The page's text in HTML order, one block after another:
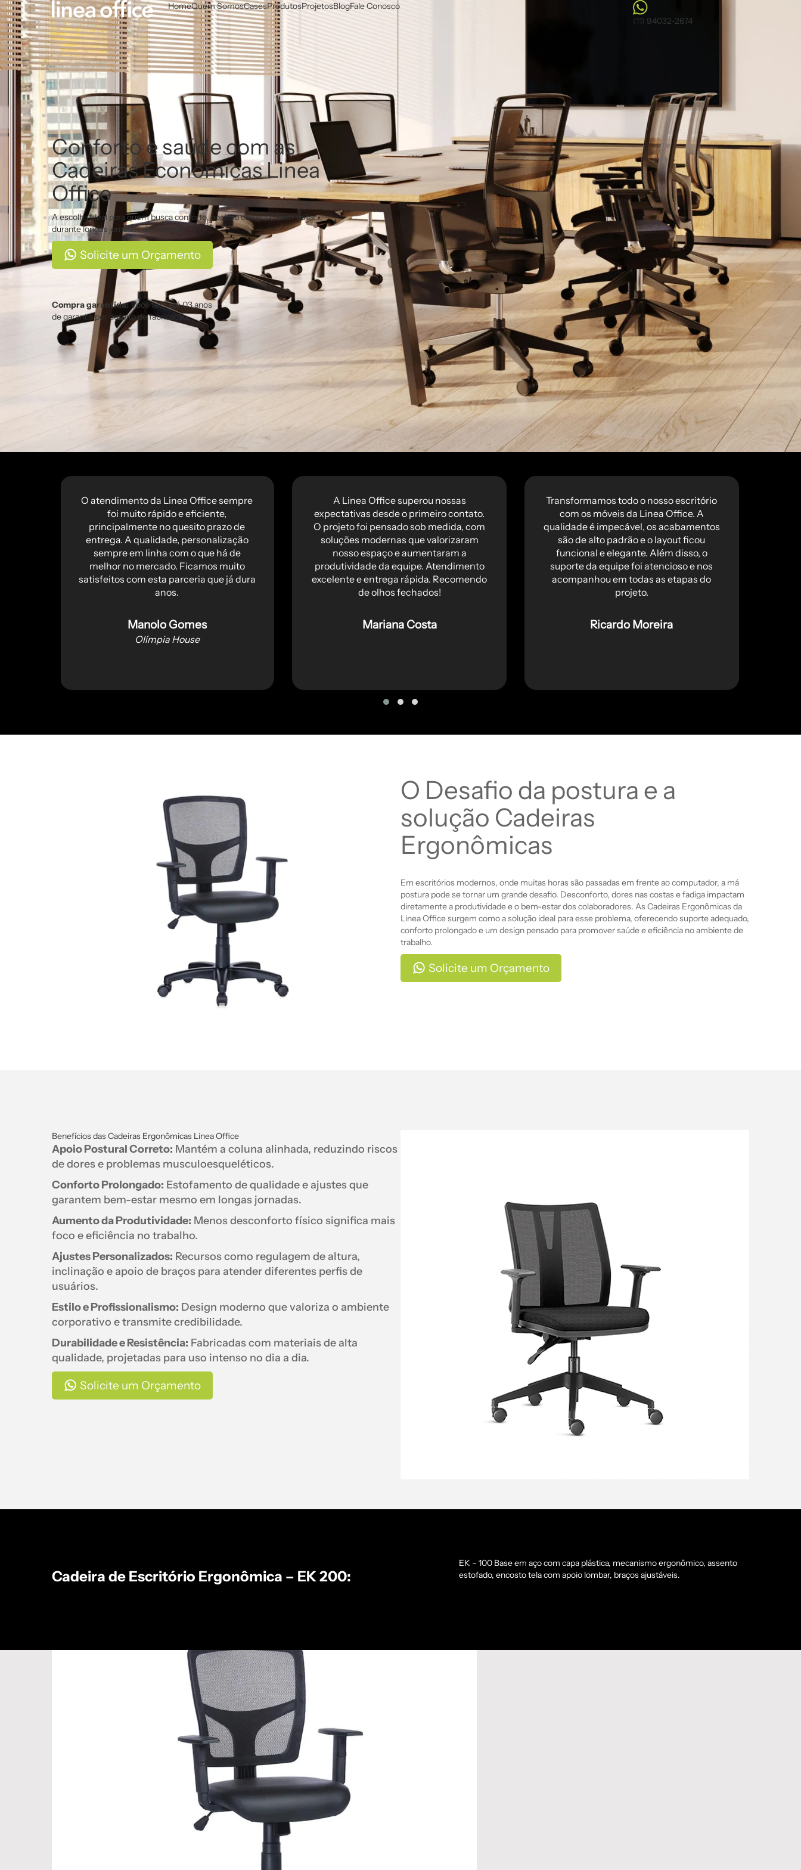
HomeQuem SomosCasesProdutosProjetosBlogFale Conosco
(11) 94032-2674
Conforto e saúde com as
Cadeiras Econômicas Linea
Office
A escolha ideal para quem busca conforto, postura correta e bem-estar
durante longas jornadas de trabalho.
Solicite um Orçamento
Compra garantida:Você tem até 03 anos
de garantia por defeito de fabricação.
O atendimento da Linea Office sempre
foi muito rápido e eficiente,
principalmente no quesito prazo de
entrega. A qualidade, personalização
sempre em linha com o que há de
melhor no mercado. Ficamos muito
satisfeitos com esta parceria que já dura
anos.
Manolo Gomes
Olímpia House
A Linea Office superou nossas
expectativas desde o primeiro contato.
O projeto foi pensado sob medida, com
soluções modernas que valorizaram
nosso espaço e aumentaram a
produtividade da equipe. Atendimento
excelente e entrega rápida. Recomendo
de olhos fechados!
Mariana Costa
Transformamos todo o nosso escritório
com os móveis da Linea Office. A
qualidade é impecável, os acabamentos
são de alto padrão e o layout ficou
funcional e elegante. Além disso, o
suporte da equipe foi atencioso e nos
acompanhou em todas as etapas do
projeto.
Ricardo Moreira
O Desafio da postura e a
solução Cadeiras
Ergonômicas
Em escritórios modernos, onde muitas horas são passadas em frente ao computador, a má
postura pode se tornar um grande desafio. Desconforto, dores nas costas e fadiga impactam
diretamente a produtividade e o bem-estar dos colaboradores. As Cadeiras Ergonômicas da
Linea Office surgem como a solução ideal para esse problema, oferecendo suporte adequado,
conforto prolongado e um design pensado para promover saúde e eficiência no ambiente de
trabalho.
Solicite um Orçamento
Benefícios das Cadeiras Ergonômicas Linea Office
Apoio Postural Correto: Mantém a coluna alinhada, reduzindo riscos
de dores e problemas musculoesqueléticos.
Conforto Prolongado: Estofamento de qualidade e ajustes que
garantem bem-estar mesmo em longas jornadas.
Aumento da Produtividade: Menos desconforto físico significa mais
foco e eficiência no trabalho.
Ajustes Personalizados: Recursos como regulagem de altura,
inclinação e apoio de braços para atender diferentes perfis de
usuários.
Estilo e Profissionalismo: Design moderno que valoriza o ambiente
corporativo e transmite credibilidade.
Durabilidade e Resistência: Fabricadas com materiais de alta
qualidade, projetadas para uso intenso no dia a dia.
Solicite um Orçamento
Cadeira de Escritório Ergonômica – EK 200:
EK – 100 Base em aço com capa plástica, mecanismo ergonômico, assento
estofado, encosto tela com apoio lombar, braços ajustáveis.